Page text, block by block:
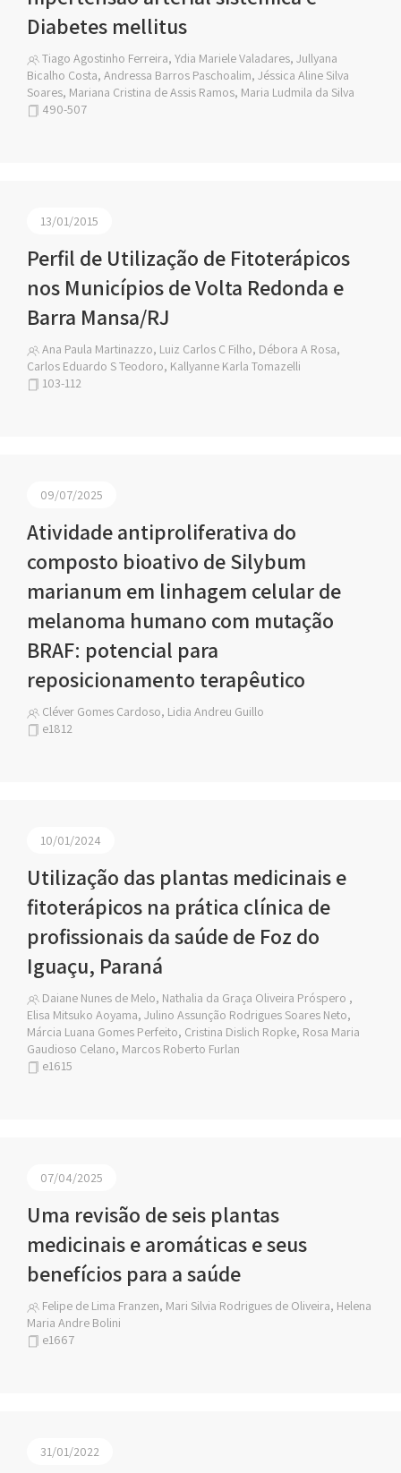
Diabetes mellitus
Tiago Agostinho Ferreira, Ydia Mariele Valadares, Jullyana
Bicalho Costa, Andressa Barros Paschoalim, Jéssica Aline Silva
Soares, Mariana Cristina de Assis Ramos, Maria Ludmila da Silva
490-507
13/01/2015
Perfil de Utilização de Fitoterápicos
nos Municípios de Volta Redonda e
Barra Mansa/RJ
Ana Paula Martinazzo, Luiz Carlos C Filho, Débora A Rosa,
Carlos Eduardo S Teodoro, Kallyanne Karla Tomazelli
103-112
09/07/2025
Atividade antiproliferativa do
composto bioativo de Silybum
marianum em linhagem celular de
melanoma humano com mutação
BRAF: potencial para
reposicionamento terapêutico
Cléver Gomes Cardoso, Lidia Andreu Guillo
e1812
10/01/2024
Utilização das plantas medicinais e
fitoterápicos na prática clínica de
profissionais da saúde de Foz do
Iguaçu, Paraná
Daiane Nunes de Melo, Nathalia da Graça Oliveira Próspero ,
Elisa Mitsuko Aoyama, Julino Assunção Rodrigues Soares Neto,
Márcia Luana Gomes Perfeito, Cristina Dislich Ropke, Rosa Maria
Gaudioso Celano, Marcos Roberto Furlan
e1615
07/04/2025
Uma revisão de seis plantas
medicinais e aromáticas e seus
benefícios para a saúde
Felipe de Lima Franzen, Mari Silvia Rodrigues de Oliveira, Helena
Maria Andre Bolini
e1667
31/01/2022